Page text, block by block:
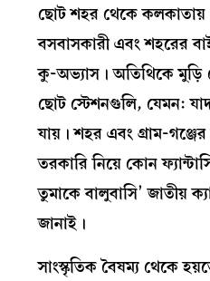
ছোট শহর থেকে কলকাতায়
বসবাসকারী এবং শহরের
কু-অভ্যাস। অতিথিকে মুড়ি
ছোট স্টেশনগুলি, যেমন:
যায়। শহর এবং গ্রাম-
তরকারি নিয়ে কোন
তুমাকে বালুবাসি’ জাতীয়
জানাই।
সাংস্কৃতিক বৈষম্য থেকে